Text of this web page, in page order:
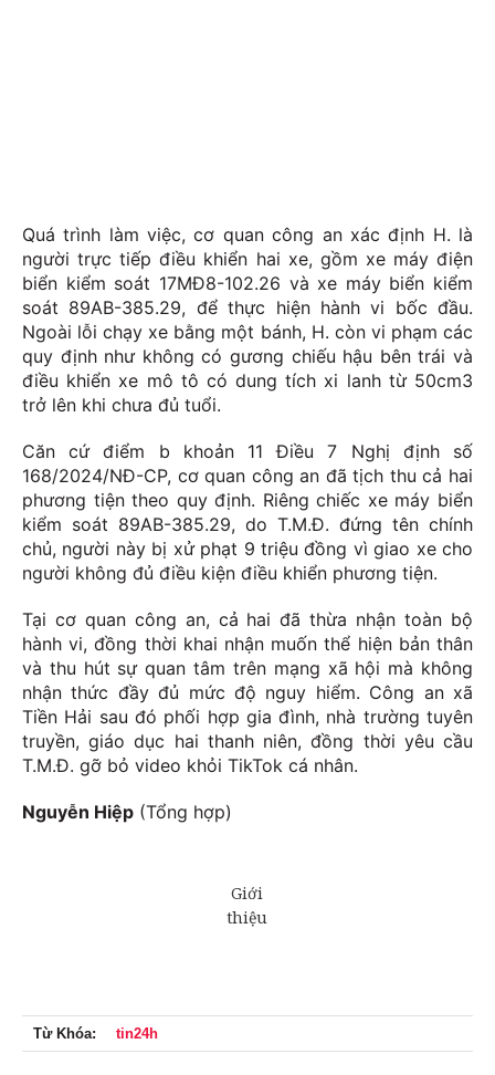
Quá trình làm việc, cơ quan công an xác định H. là
người trực tiếp điều khiển hai xe, gồm xe máy điện
biển kiểm soát 17MĐ8-102.26 và xe máy biển kiểm
soát 89AB-385.29, để thực hiện hành vi bốc đầu.
Ngoài lỗi chạy xe bằng một bánh, H. còn vi phạm các
quy định như không có gương chiếu hậu bên trái và
điều khiển xe mô tô có dung tích xi lanh từ 50cm3
trở lên khi chưa đủ tuổi.
Căn cứ điểm b khoản 11 Điều 7 Nghị định số
168/2024/NĐ-CP, cơ quan công an đã tịch thu cả hai
phương tiện theo quy định. Riêng chiếc xe máy biển
kiểm soát 89AB-385.29, do T.M.Đ. đứng tên chính
chủ, người này bị xử phạt 9 triệu đồng vì giao xe cho
người không đủ điều kiện điều khiển phương tiện.
Tại cơ quan công an, cả hai đã thừa nhận toàn bộ
hành vi, đồng thời khai nhận muốn thể hiện bản thân
và thu hút sự quan tâm trên mạng xã hội mà không
nhận thức đầy đủ mức độ nguy hiểm. Công an xã
Tiền Hải sau đó phối hợp gia đình, nhà trường tuyên
truyền, giáo dục hai thanh niên, đồng thời yêu cầu
T.M.Đ. gỡ bỏ video khỏi TikTok cá nhân.
Nguyễn Hiệp (Tổng hợp)
Từ Khóa: tin24h